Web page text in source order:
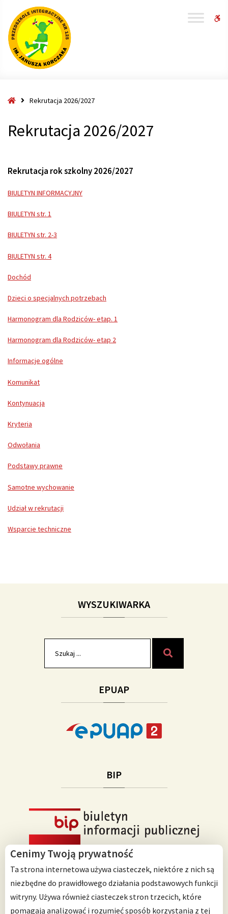
StronaRekrutacja 2026/2027
Rekrutacja 2026/2027
Rekrutacja rok szkolny 2026/2027
BIULETYN INFORMACYJNY
BIULETYN str. 1
BIULETYN str. 2-3
BIULETYN str. 4
Dochód
Dzieci o specjalnych potrzebach
Harmonogram dla Rodziców- etap. 1
Harmonogram dla Rodziców- etap 2
Informacje ogólne
Komunikat
Kontynuacja
Kryteria
Odwołania
Podstawy prawne
Samotne wychowanie
Udział w rekrutacji
Wsparcie techniczne
WYSZUKIWARKA
EPUAP
BIP
Przedszkole Integracyjne nr 125 im. Janusza Korczaka
Cenimy Twoją prywatność
Ta strona internetowa używa ciasteczek, niektóre z nich są
niezbędne do prawidłowego działania podstawowych funkcji
witryny. Używa również ciasteczek stron trzecich, które
pomagają analizować i rozumieć sposób korzystania z tej